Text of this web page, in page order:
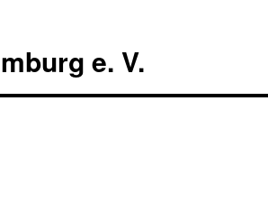
e. V.